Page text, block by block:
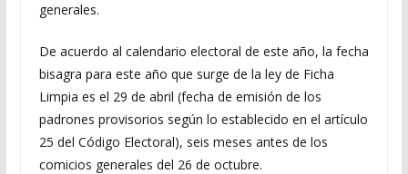
generales.
De acuerdo al calendario electoral de este año, la fecha
bisagra para este año que surge de la ley de Ficha
Limpia es el 29 de abril (fecha de emisión de los
padrones provisorios según lo establecido en el artículo
25 del Código Electoral), seis meses antes de los
comicios generales del 26 de octubre.